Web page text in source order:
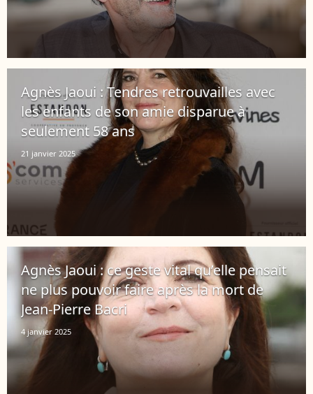
Agnès Jaoui : Tendres retrouvailles avec
les enfants de son amie disparue à
seulement 58 ans
21 janvier 2025
Agnès Jaoui : ce geste vital qu’elle pensait
ne plus pouvoir faire après la mort de
Jean-Pierre Bacri
4 janvier 2025